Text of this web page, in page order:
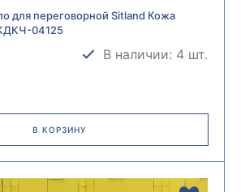
для переговорной Sitland Кожа
04125
В наличии: 4 шт.
В КОРЗИНУ